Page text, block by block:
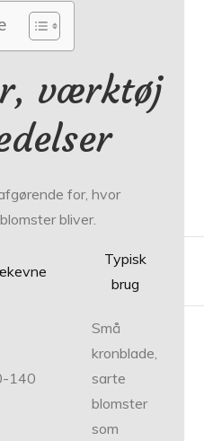
værktøj
for, hvor
bliver.
Typisk
brug
140
Små
kronblade,
sarte
blomster
som